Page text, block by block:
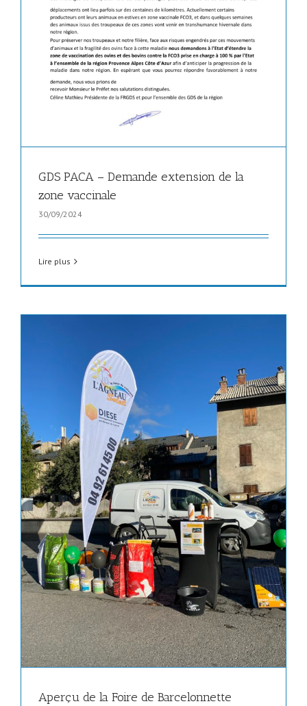
GDS PACA – Demande extension de la
zone vaccinale
30/09/2024
Lire plus
Aperçu de la Foire de Barcelonnette